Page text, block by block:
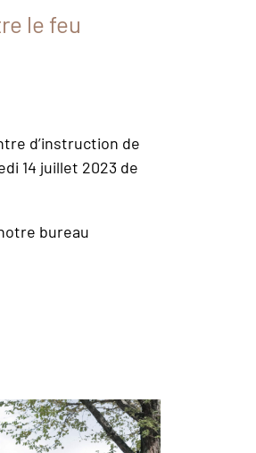
le feu
d’instruction de
14 juillet 2023 de
bureau